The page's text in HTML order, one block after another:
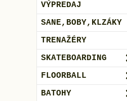
VÝPREDAJ
SANE,BOBY,KLZÁKY
TRENAŽÉRY
SKATEBOARDING
FLOORBALL
BATOHY